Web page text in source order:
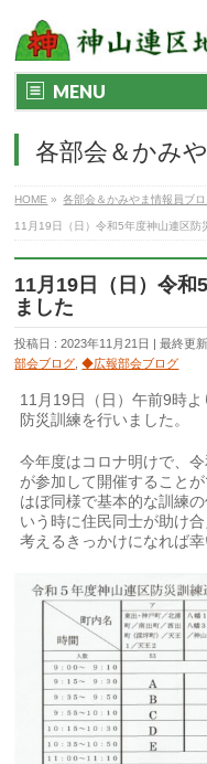
MENU
各部会＆かみ
HOME » 各部会＆かみやま情報員ブ
11月19日（日）令和5年度神山連区防
11月19日（日）令和
ました
投稿日 : 2023年11月21日 最終更
部会ブログ ,◆広報部会ブログ
11月19日（日）午前9時
防災訓練を行いました。
今年度はコロナ明けで、
が参加して開催すること
はぼ同様で基本的な訓練
いう時に住民同士が助け
考えるきっかけになれば幸